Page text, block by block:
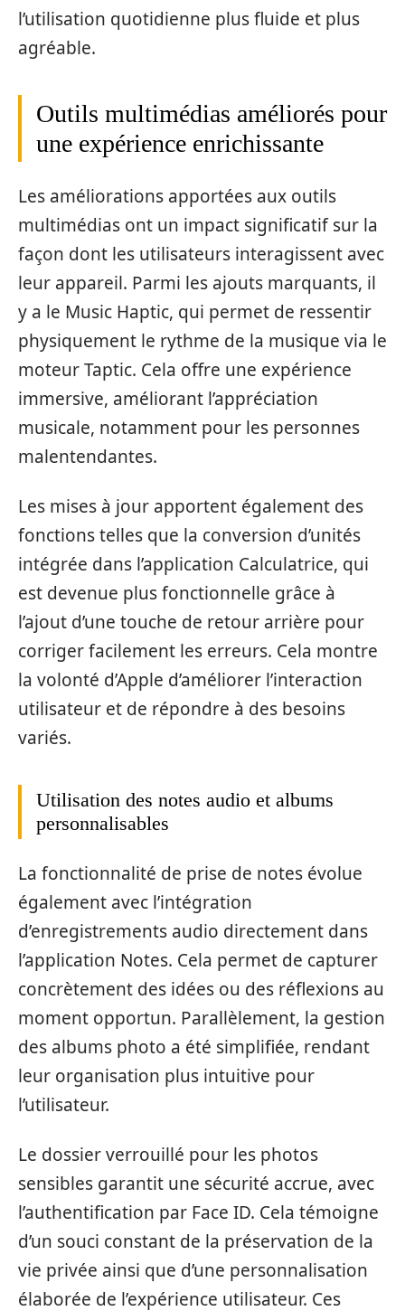
l’utilisation quotidienne plus fluide et plus
agréable.
Outils multimédias améliorés pour
une expérience enrichissante
Les améliorations apportées aux outils
multimédias ont un impact significatif sur la
façon dont les utilisateurs interagissent avec
leur appareil. Parmi les ajouts marquants, il
y a le Music Haptic, qui permet de ressentir
physiquement le rythme de la musique via le
moteur Taptic. Cela offre une expérience
immersive, améliorant l’appréciation
musicale, notamment pour les personnes
malentendantes.
Les mises à jour apportent également des
fonctions telles que la conversion d’unités
intégrée dans l’application Calculatrice, qui
est devenue plus fonctionnelle grâce à
l’ajout d’une touche de retour arrière pour
corriger facilement les erreurs. Cela montre
la volonté d’Apple d’améliorer l’interaction
utilisateur et de répondre à des besoins
variés.
Utilisation des notes audio et albums
personnalisables
La fonctionnalité de prise de notes évolue
également avec l’intégration
d’enregistrements audio directement dans
l’application Notes. Cela permet de capturer
concrètement des idées ou des réflexions au
moment opportun. Parallèlement, la gestion
des albums photo a été simplifiée, rendant
leur organisation plus intuitive pour
l’utilisateur.
Le dossier verrouillé pour les photos
sensibles garantit une sécurité accrue, avec
l’authentification par Face ID. Cela témoigne
d’un souci constant de la préservation de la
vie privée ainsi que d’une personnalisation
élaborée de l’expérience utilisateur. Ces